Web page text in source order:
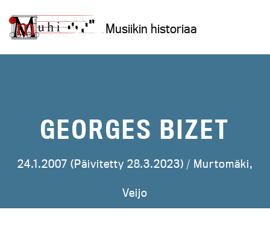
sisältöön
Musiikin historiaa
GEORGES BIZET
24.1.2007 (Päivitetty 28.3.2023) / Murtomäki,
Veijo